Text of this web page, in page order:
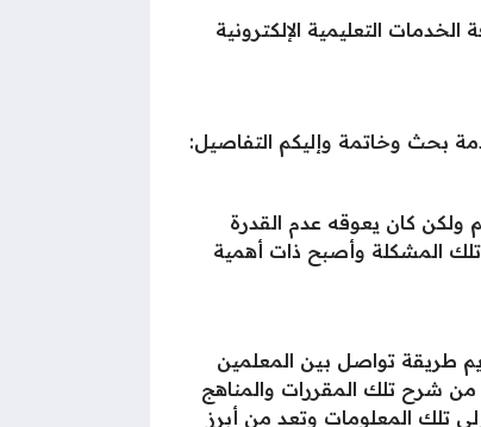
التعليمية الإلكترونية
بحث وخاتمة وإليكم التفاصيل:
ولكن كان يعوقه عدم القدرة
تلك المشكلة وأصبح ذات أهمية
طريقة تواصل بين المعلمين
شرح تلك المقررات والمناهج
تلك المعلومات وتعد من أبرز